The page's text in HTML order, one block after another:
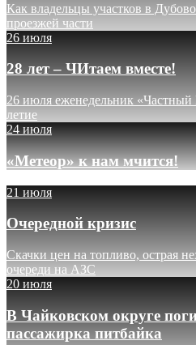
Как владельцы участков в
проезжей части
26 июля
28 лет – ЧИтаем вместе!
26 июля еженедельник «Частный
летие
24 июля
«Метеор» к нам мчится!
21 июля
Очередной кризис
Скачки цен на топливо, острая
очереди на АЗС
20 июля
В Чайковском округе
пассажирка питбайка